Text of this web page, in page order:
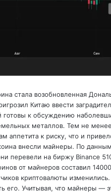
стала возобновленная
Китаю ввести
готовы к обсуждению
металлов. Тем не
аппетита к риску, что и
внесли майнеры. По
перевели на биржу Binance
от майнеров составил
криптовалюты
его. Учитывая, что майнеры —